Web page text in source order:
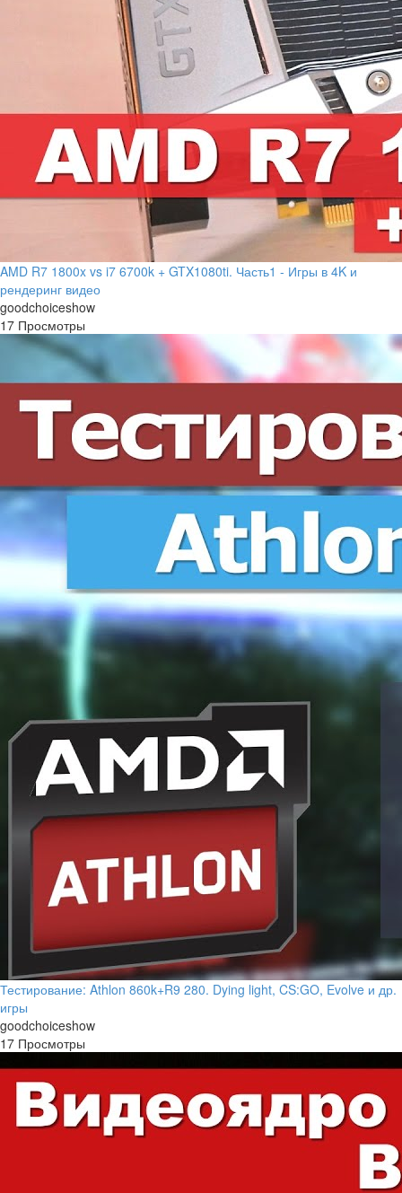
AMD R7 1800x vs i7 6700k + GTX1080ti. Часть1 - Игры в 4K и
рендеринг видео
goodchoiceshow
17 Просмотры
Тестирование: Athlon 860k+R9 280. Dying light, CS:GO, Evolve и др.
игры
goodchoiceshow
17 Просмотры